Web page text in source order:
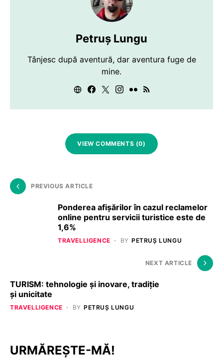
Petruș Lungu
Tânjesc după aventură, dar aventura fuge de
mine.
VIEW COMMENTS (0)
PREVIOUS ARTICLE
Ponderea afișărilor în cazul reclamelor
online pentru servicii turistice este de
1,6%
TRAVELLIGENCE BY PETRUȘ LUNGU
NEXT ARTICLE
TURISM: tehnologie și inovare, tradiție
și unicitate
TRAVELLIGENCE BY PETRUȘ LUNGU
URMĂREȘTE-MĂ!